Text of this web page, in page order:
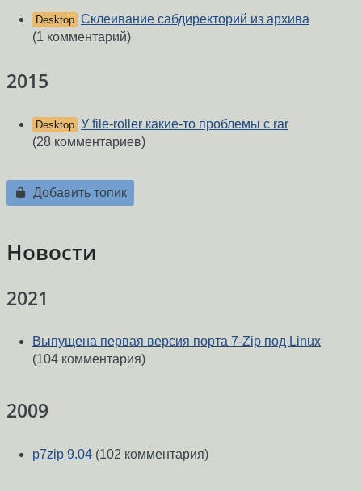
Desktop Склеивание сабдиректорий из архива
(1 комментарий)
2015
Desktop У file-roller какие-то проблемы с rar
(28 комментариев)
Добавить топик
Новости
2021
Выпущена первая версия порта 7-Zip под Linux
(104 комментария)
2009
p7zip 9.04 (102 комментария)